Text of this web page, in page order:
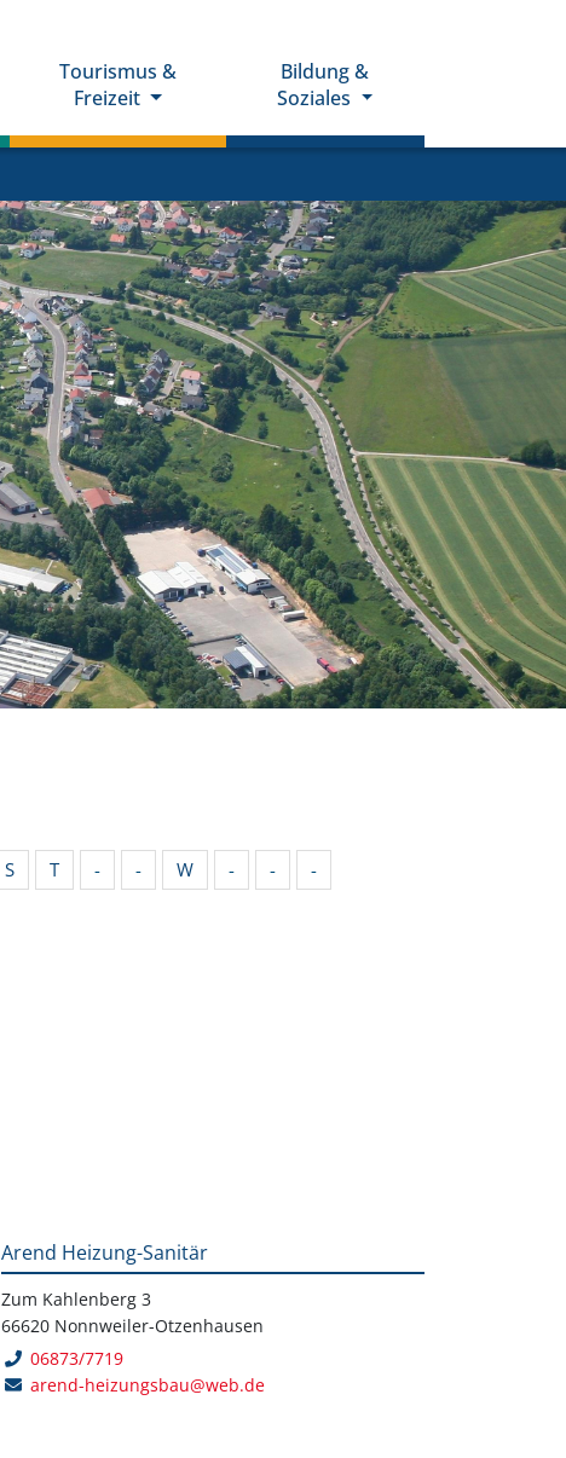
Tourismus &
Freizeit
Bildung &
Soziales
S T - - W - - -
Arend Heizung-Sanitär
Zum Kahlenberg 3
66620 Nonnweiler-Otzenhausen
06873/7719
arend-heizungsbau@web.de